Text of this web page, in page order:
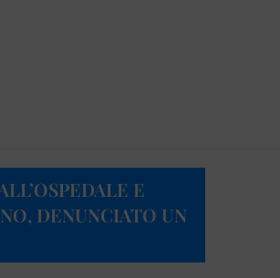
E
DENUNCIATO UN